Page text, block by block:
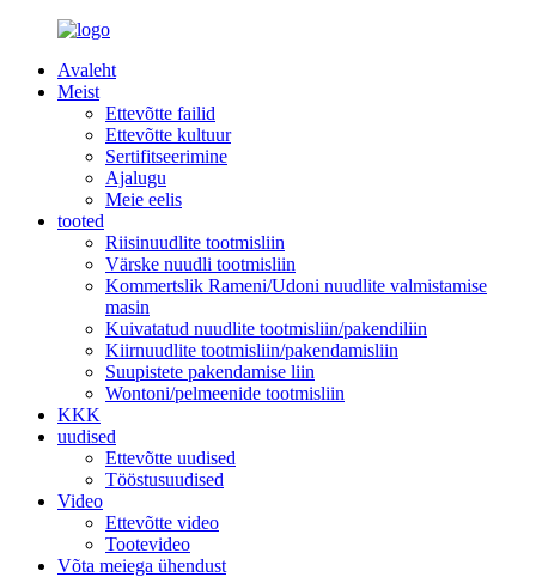
Avaleht
Meist
Ettevõtte failid
Ettevõtte kultuur
Sertifitseerimine
Ajalugu
Meie eelis
tooted
Riisinuudlite tootmisliin
Värske nuudli tootmisliin
Kommertslik Rameni/Udoni nuudlite valmistamise
masin
Kuivatatud nuudlite tootmisliin/pakendiliin
Kiirnuudlite tootmisliin/pakendamisliin
Suupistete pakendamise liin
Wontoni/pelmeenide tootmisliin
KKK
uudised
Ettevõtte uudised
Tööstusuudised
Video
Ettevõtte video
Tootevideo
Võta meiega ühendust